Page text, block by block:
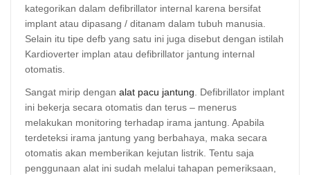
kategorikan dalam defibrillator internal karena bersifat
implant atau dipasang / ditanam dalam tubuh manusia.
Selain itu tipe defb yang satu ini juga disebut dengan istilah
Kardioverter implan atau defibrillator jantung internal
otomatis.
Sangat mirip dengan alat pacu jantung. Defibrillator implant
ini bekerja secara otomatis dan terus – menerus
melakukan monitoring terhadap irama jantung. Apabila
terdeteksi irama jantung yang berbahaya, maka secara
otomatis akan memberikan kejutan listrik. Tentu saja
penggunaan alat ini sudah melalui tahapan pemeriksaan,